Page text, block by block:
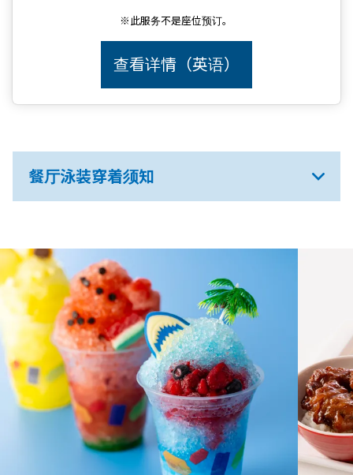
※此服务不是座位预订。
查看详情（英语）
餐厅泳装穿着须知